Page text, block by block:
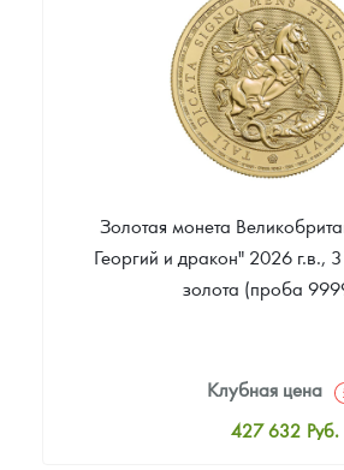
Звоните
Золотая монета
Георгий и дракон" 2026 г.в.,
золота (проба
Клубная цена
427 632 Руб.